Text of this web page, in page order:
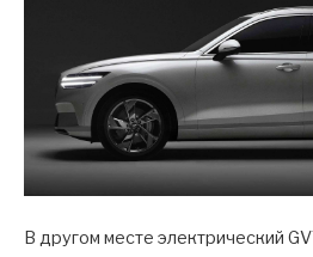
В другом месте электрический